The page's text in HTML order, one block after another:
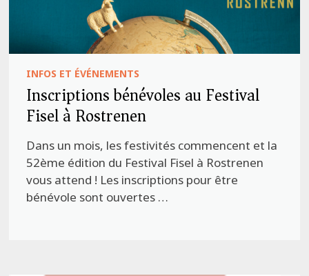
INFOS ET ÉVÉNEMENTS
Inscriptions bénévoles au Festival
Fisel à Rostrenen
Dans un mois, les festivités commencent et la
52ème édition du Festival Fisel à Rostrenen
vous attend ! Les inscriptions pour être
bénévole sont ouvertes …